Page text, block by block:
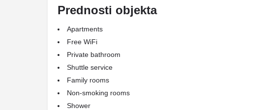
Prednosti objekta
Apartments
Free WiFi
Private bathroom
Shuttle service
Family rooms
Non-smoking rooms
Shower